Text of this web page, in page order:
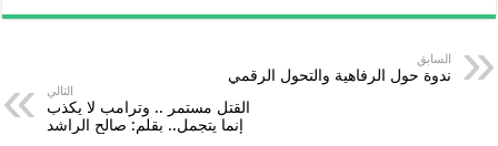
السابق
ندوة حول الرفاهية والتحول الرقمي
التالي
القتل مستمر .. وترامب لا يكذب
إنما يتجمل.. بقلم: صالح الراشد